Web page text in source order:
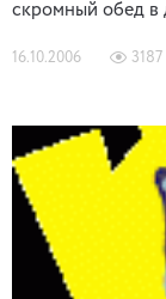
скромный обед
16.10.2006 3187